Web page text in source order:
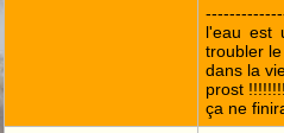
l'eau est
troubler
dans la
prost !!!!!!!!
ça ne